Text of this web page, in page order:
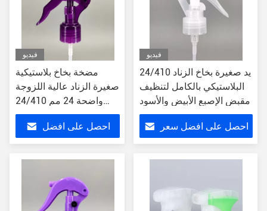
فيديو
مضخة بخاخ بلاستيكية
صغيرة الزناد عالية اللزوجة
واضحة 24 مم 24/410
20-410 مع زر القفل
احصل على افضل
فيديو
24/410 يد صغيرة بخاخ الزناد
البلاستيكي بالكامل لتنظيف
مقبض الإصبع الأبيض والأسود
احصل على افضل سعر